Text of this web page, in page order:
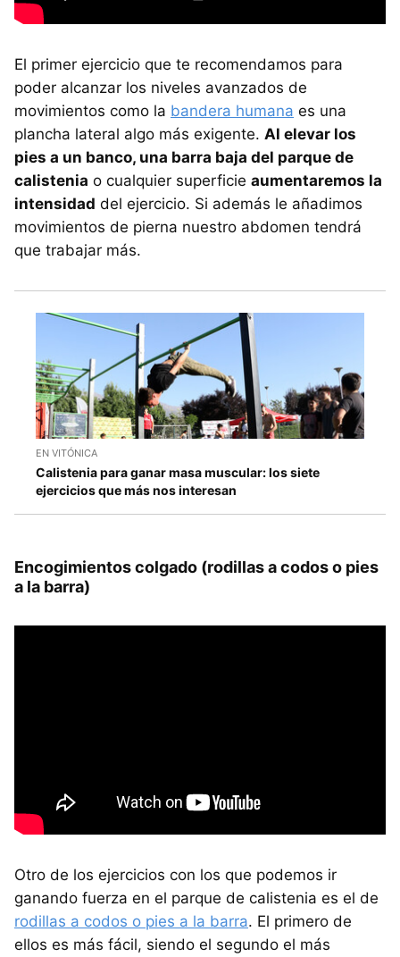
El primer ejercicio que te recomendamos para
poder alcanzar los niveles avanzados de
movimientos como la bandera humana es una
plancha lateral algo más exigente. Al elevar los
pies a un banco, una barra baja del parque de
calistenia o cualquier superficie aumentaremos la
intensidad del ejercicio. Si además le añadimos
movimientos de pierna nuestro abdomen tendrá
que trabajar más.
EN VITÓNICA
Calistenia para ganar masa muscular: los siete
ejercicios que más nos interesan
Encogimientos colgado (rodillas a codos o pies
a la barra)
Otro de los ejercicios con los que podemos ir
ganando fuerza en el parque de calistenia es el de
rodillas a codos o pies a la barra. El primero de
ellos es más fácil, siendo el segundo el más